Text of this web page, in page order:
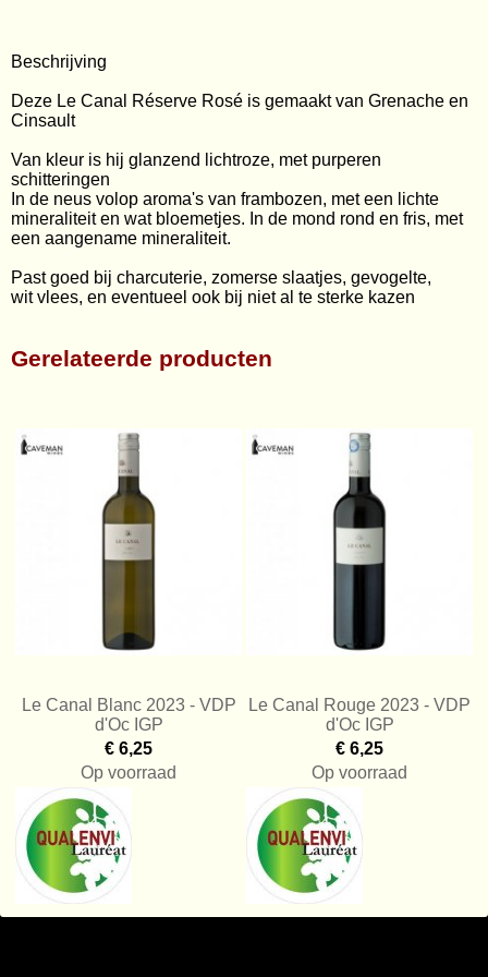
Kelderresten
Wijnweetjes
Beschrijving
Deze Le Canal Réserve Rosé is gemaakt van Grenache en
Cinsault
Van kleur is hij glanzend lichtroze, met purperen
schitteringen
In de neus volop aroma's van frambozen, met een lichte
mineraliteit en wat bloemetjes. In de mond rond en fris, met
een aangename mineraliteit.
Past goed bij charcuterie, zomerse slaatjes, gevogelte,
witvlees, en eventueel ook bij niet al te sterke kazen
Gerelateerde producten
Le Canal Blanc 2023 - VDP
d'Oc IGP
€ 6,25
Op voorraad
Le Canal Rouge 2023 - VDP
d'Oc IGP
€ 6,25
Op voorraad